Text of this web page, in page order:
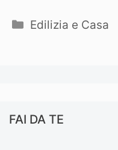
Categorie
Edilizia e Casa
FAI DA TE